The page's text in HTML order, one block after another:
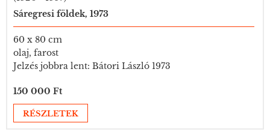
Sáregresi földek, 1973
60 x 80 cm
olaj, farost
Jelzés jobbra lent: Bátori László 1973
150 000 Ft
RÉSZLETEK